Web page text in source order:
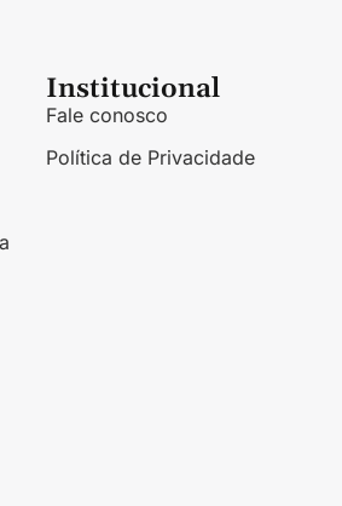
Institucional
Fale conosco
Política de Privacidade